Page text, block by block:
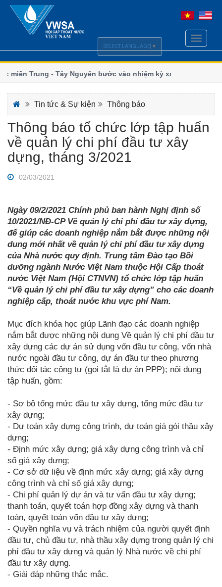
Toggle
Trung - Tây Nguyên bước vào nhiệm kỳ xanh và
đổi khí
thiện chính sách Luật Cấp, Thoát nước
Thoát
Tin tức & Sự kiện Thông báo
Thông báo tổ chức lớp tập huấn
về quản lý chi phí đầu tư xây
dựng, tháng 3/2021
02/03/2021
Ngày 09/2/2021 Chính phủ ban hành Nghị định số
10/2021/NĐ-CP Về quản lý chi phí đầu tư xây dựng,
để giúp các doanh nghiệp nắm bắt được những nội
dung mới nhất về quản lý chi phí đầu tư xây dựng
của Nhà nước quy định. Trung tâm Đào tạo Bồi
dưỡng ngành Nước Việt Nam thuộc Hội Cấp thoát
nước Việt Nam (Hội CTNVN) tổ chức lớp tập huấn
“Về quản lý chi phí đầu tư xây dựng” cho các doanh
nghiệp cấp, thoát nước khu vực phí Nam.
Mục đích khóa học giúp Lãnh đạo các doanh nghiệp
nắm bắt được những nội dung Về quản lý chi phí đầu tư
xây dựng các dự án sử dụng vốn đầu tư công, vốn nhà
nước ngoài đầu tư công, dự án đầu tư theo phương
thức đối tác công tư (gọi tắt là dự án PPP); nội dung
tập huấn, gồm:
- Sơ bộ tổng mức đầu tư xây dựng, tổng mức đầu tư
xây dựng;
- Dự toán xây dựng công trình, dự toán giá gói thầu xây
dựng;
- Định mức xây dựng; giá xây dựng công trình và chỉ
số giá xây dựng;
- Cơ sở dữ liệu về định mức xây dựng; giá xây dựng
công trình và chỉ số giá xây dựng;
- Chi phí quản lý dự án và tư vấn đầu tư xây dựng;
thanh toán, quyết toán hợp đồng xây dựng và thanh
toán, quyết toán vốn đầu tư xây dựng;
- Quyền nghĩa vụ và trách nhiệm của người quyết định
đầu tư, chủ đầu tư, nhà thầu xây dựng trong quản lý chi
phí đầu tư xây dựng và quản lý Nhà nước về chi phí
đầu tư xây dựng.
- Giải đáp những thắc mắc.
SELECT LANGUAGE ▼